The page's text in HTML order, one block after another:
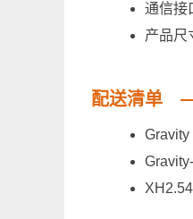
通信接
产品尺
配送清单
Gravity